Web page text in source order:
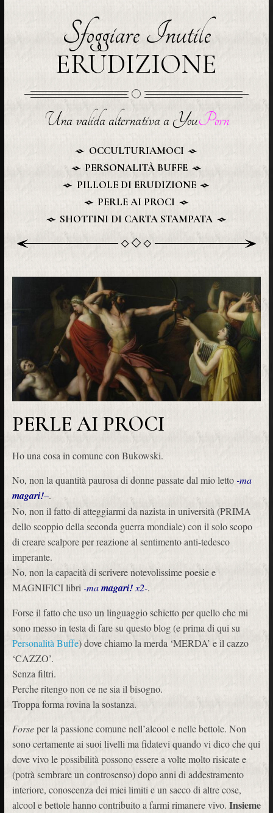
Sfoggiare Inutile
ERUDIZIONE
Una valida alternativa a YouPorn
OCCULTURIAMOCI
PERSONALITÀ BUFFE
PILLOLE DI ERUDIZIONE
PERLE AI PROCI
SHOTTINI DI CARTA STAMPATA
PERLE AI PROCI
Ho una cosa in comune con Bukowski.
No, non la quantità paurosa di donne passate dal mio letto-ma
magari!–.
No, non il fatto di atteggiarmi da nazista in università (PRIMA
dello scoppio della seconda guerra mondiale) con il solo scopo
di creare scalpore per reazione al sentimento anti-tedesco
imperante.
No, non la capacità di scrivere notevolissime poesie e
MAGNIFICI libri-mamagari!x2-.
Forse il fatto che uso un linguaggio schietto per quello che mi
sono messo in testa di fare su questo blog (e prima di qui su
Personalità Buffe) dove chiamo la merda ‘MERDA’ e il cazzo
‘CAZZO’.
Senza filtri.
Perche ritengo non ce ne sia il bisogno.
Troppa forma rovina la sostanza.
Forseper la passione comune nell’alcool e nelle bettole. Non
sono certamente ai suoi livelli ma fidatevi quando vi dico che qui
dove vivo le possibilità possono essere a volte molto risicate e
(potrà sembrare un controsenso) dopo anni di addestramento
interiore, conoscenza dei miei limiti e un sacco di altre cose,
alcool e bettole hanno contribuito a farmi rimanere vivo. Insieme